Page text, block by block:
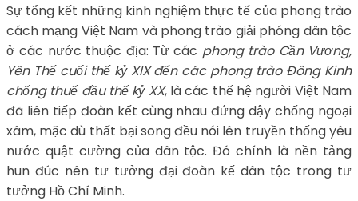
Sự tổng kết những kinh nghiệm thực tế của phong trào
cách mạng Việt Nam và phong trào giải phóng dân tộc
ở các nước thuộc địa: Từ các phong trào Cần Vương,
Yên Thế cuối thế kỷ XIX đến các phong trào Đông Kinh
chống thuế đầu thế kỷ XX, là các thế hệ người Việt Nam
đã liên tiếp đoàn kết cùng nhau đứng dậy chống ngoại
xâm, mặc dù thất bại song đều nói lên truyền thống yêu
nước quật cường của dân tộc. Đó chính là nền tảng
hun đúc nên tư tưởng đại đoàn kế dân tộc trong tư
tưởng Hồ Chí Minh.